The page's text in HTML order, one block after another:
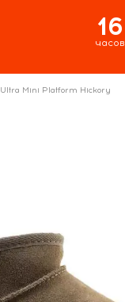
16
часов
Mini Platform Hickory